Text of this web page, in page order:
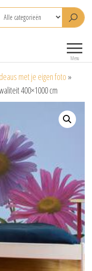
Menu
met je eigen foto »
400×1000 cm